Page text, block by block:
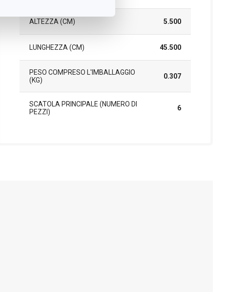
ALTEZZA (CM) 5.500
LUNGHEZZA (CM) 45.500
PESO COMPRESO L'IMBALLAGGIO
(KG)
0.307
SCATOLA PRINCIPALE (NUMERO DI
PEZZI)
6